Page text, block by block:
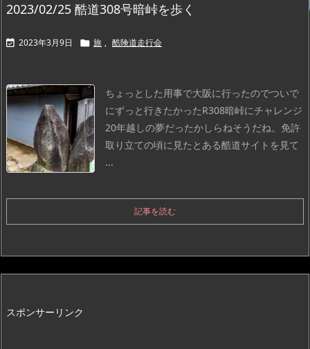
2023/02/25 酷道308号暗峠を歩く
 2023年3月9日  旅 , 酷険道走行会
ちょっとした用事で大阪に行ったのでついで
にずっと行きたかったR308暗峠にチャレンジ
20年越しの夢だったかしらねそうだね。免許
取り立ての頃に見たとある酷道サイトを見て
...
記事を読む
スポンサーリンク